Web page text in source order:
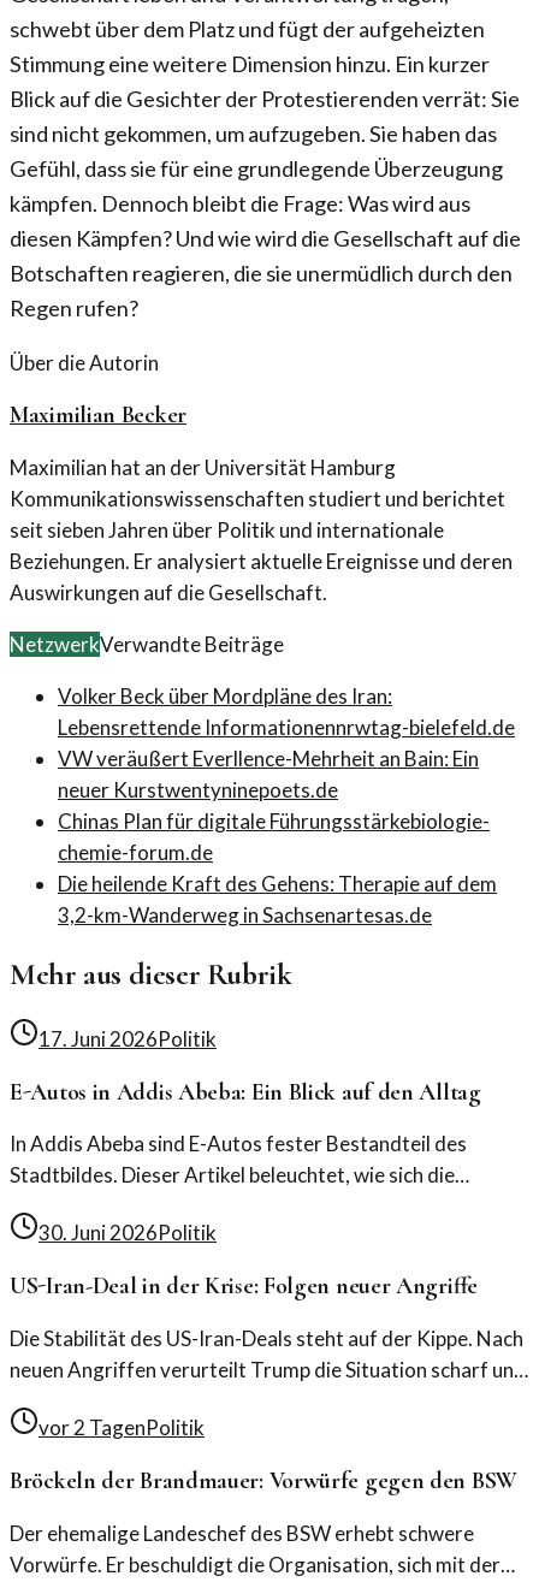
schwebt über dem Platz und fügt der aufgeheizten
Stimmung eine weitere Dimension hinzu. Ein kurzer
Blick auf die Gesichter der Protestierenden verrät: Sie
sind nicht gekommen, um aufzugeben. Sie haben das
Gefühl, dass sie für eine grundlegende Überzeugung
kämpfen. Dennoch bleibt die Frage: Was wird aus
diesen Kämpfen? Und wie wird die Gesellschaft auf die
Botschaften reagieren, die sie unermüdlich durch den
Regen rufen?
Über die Autorin
Maximilian Becker
Maximilian hat an der Universität Hamburg
Kommunikationswissenschaften studiert und berichtet
seit sieben Jahren über Politik und internationale
Beziehungen. Er analysiert aktuelle Ereignisse und deren
Auswirkungen auf die Gesellschaft.
NetzwerkVerwandte Beiträge
Volker Beck über Mordpläne des Iran:
Lebensrettende Informationennrwtag-bielefeld.de
VW veräußert Everllence-Mehrheit an Bain: Ein
neuer Kurstwentyninepoets.de
Chinas Plan für digitale Führungsstärkebiologie-
chemie-forum.de
Die heilende Kraft des Gehens: Therapie auf dem
3,2-km-Wanderweg in Sachsenartesas.de
Mehr aus dieser Rubrik
17. Juni 2026Politik
E-Autos in Addis Abeba: Ein Blick auf den Alltag
In Addis Abeba sind E-Autos fester Bestandteil des
Stadtbildes. Dieser Artikel beleuchtet, wie sich die
afrikanische Hauptstadt zu einem Vorreiter in der
Elektromobilität entwickelt hat.
30. Juni 2026Politik
US-Iran-Deal in der Krise: Folgen neuer Angriffe
Die Stabilität des US-Iran-Deals steht auf der Kippe. Nach
neuen Angriffen verurteilt Trump die Situation scharf und
Entwicklungen.
vor 2 TagenPolitik
Bröckeln der Brandmauer: Vorwürfe gegen den BSW
Der ehemalige Landeschef des BSW erhebt schwere
Vorwürfe. Er beschuldigt die Organisation, sich mit der